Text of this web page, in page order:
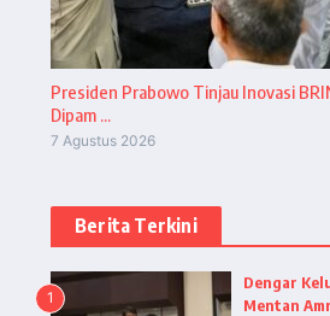
Presiden Prabowo Tinjau Inovasi
Dipam ...
7 Agustus 2026
Berita Terkini
1
Dengar
Mentan